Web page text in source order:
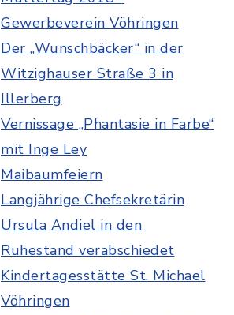
Gewerbeverein Vöhringen
Der „Wunschbäcker“ in der
Witzighauser Straße 3 in
Illerberg
Vernissage „Phantasie in Farbe“
mit Inge Ley
Maibaumfeiern
Langjährige Chefsekretärin
Ursula Andiel in den
Ruhestand verabschiedet
Kindertagesstätte St. Michael
Vöhringen